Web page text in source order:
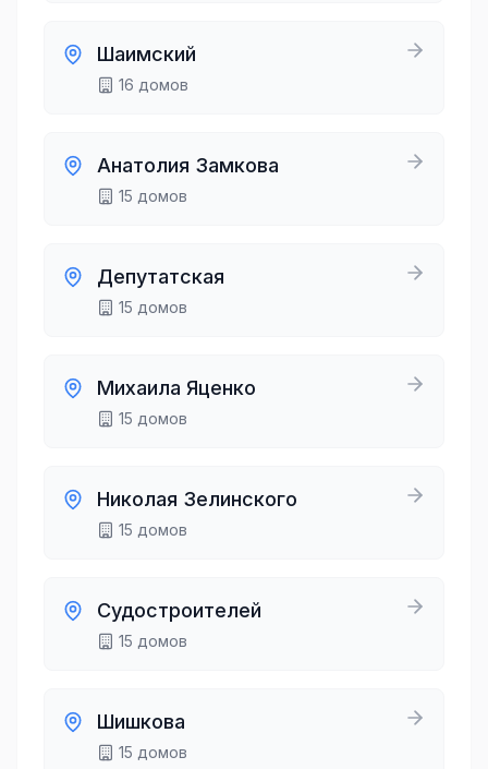
Шаимский
16 домов
Анатолия Замкова
15 домов
Депутатская
15 домов
Михаила Яценко
15 домов
Николая Зелинского
15 домов
Судостроителей
15 домов
Шишкова
15 домов